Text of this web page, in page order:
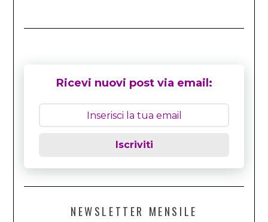
Ricevi nuovi post via email:
Iscriviti
NEWSLETTER MENSILE